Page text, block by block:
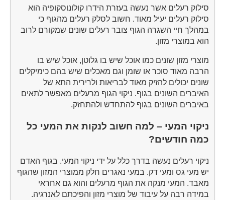
סילוק רעלים אשר נעשה בעזרת הידרו קולונוסקופיה הוא
סילוק רעלים יעיל מאוד. חשוב לסלק רעלים מהגוף כי
במהלך חיי השגרה הגוף צובר רעלים שונים שמקורם לרוב
הוא במוצרי מזון.
מוצרי מזון שונים כמו אוכל שיש בו גלוטן, אוכל שיש בו
הרבה מאוד סוכר או שומן וגם מאכלים שיש בהם כימיקלים
שונים יכולים להזיק מאוד לבריאות ולרירית התא של
האיברים השונים בגוף. ניקוי הגוף מרעלים מאפשר לתאים
באיברים השונים בגוף להתחדש ולהתחזק.
ניקוי המעי – למה חשוב לנקות את המעי כל
כמה חודשים?
ניקוי רעלים נעשה בדרך כלל על ידי ניקוי המעי. בגוף האדם
יש מעי גס ומעי דק. במעי נאגרים חלק ממוצרי המזון שהגוף
מאבד. המעי מנקה את הגוף מרעלים והוא גם אחראי
במידה רבה על עיבוד של מוצרי מזון והפיכתם לאנרגיה.